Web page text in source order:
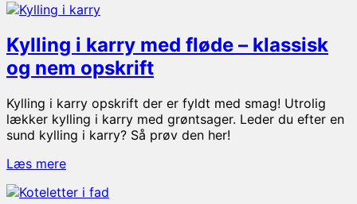
la
–
nem
og
opskrift
Kylling i karry med fløde – klassisk
og nem opskrift
Kylling i karry opskrift der er fyldt med smag! Utrolig
lækker kylling i karry med grøntsager. Leder du efter en
sund kylling i karry? Så prøv den her!
Læs mereKylling
karry